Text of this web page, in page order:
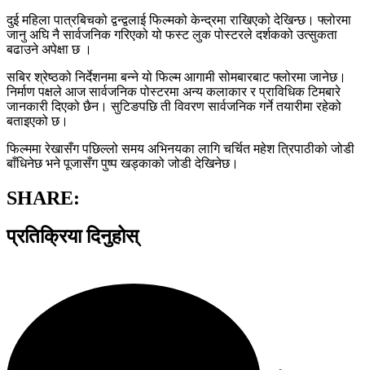
दुई महिला पात्रबिचको द्वन्द्वलाई फिल्मको केन्द्रमा राखिएको देखिन्छ। फ्लोरमा
जानु अघि नै सार्वजनिक गरिएको यो फस्ट लुक पोस्टरले दर्शकको उत्सुकता
बढाउने अपेक्षा छ ।
सबिर श्रेष्ठको निर्देशनमा बन्ने यो फिल्म आगामी सोमबारबाट फ्लोरमा जानेछ।
निर्माण पक्षले आज सार्वजनिक पोस्टरमा अन्य कलाकार र प्राविधिक टिमबारे
जानकारी दिएको छैन। सुटिङपछि ती विवरण सार्वजनिक गर्ने तयारीमा रहेको
बताइएको छ।
फिल्ममा रेखासँग पछिल्लो समय अभिनयका लागि चर्चित महेश त्रिपाठीको जोडी
बाँधिनेछ भने पूजासँग पुष्प खड्काको जोडी देखिनेछ।
SHARE:
प्रतिक्रिया दिनुहोस्